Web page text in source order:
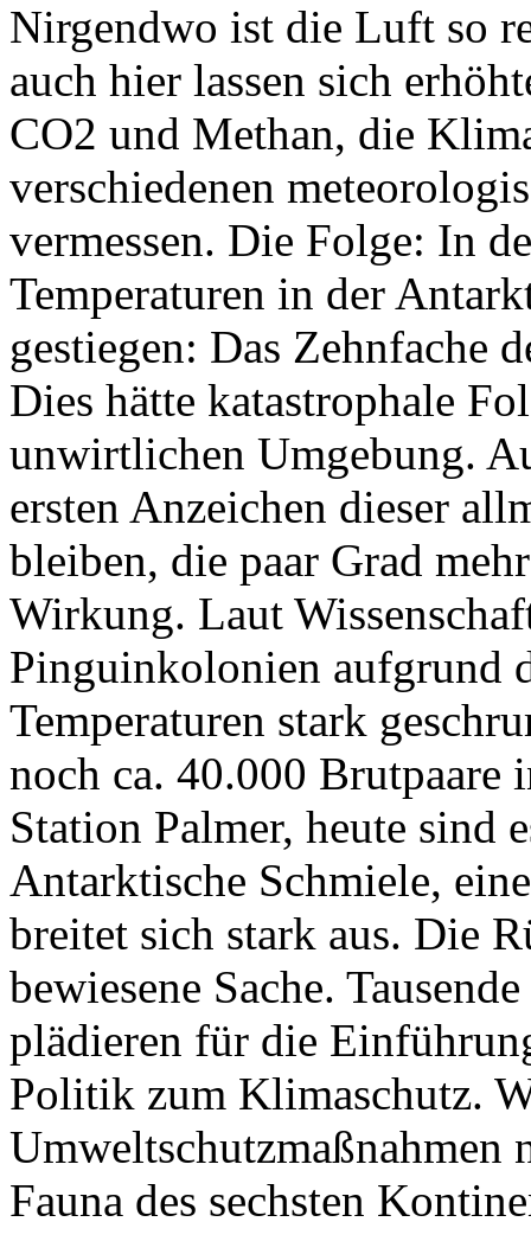
Nirgendwo ist die Luft so
auch hier lassen sich
CO2 und Methan, die
verschiedenen
vermessen. Die Folge: In
Temperaturen in der
gestiegen: Das Zehnfache
Dies hätte katastrophale
unwirtlichen Umgebung.
ersten Anzeichen dieser
bleiben, die paar Grad
Wirkung. Laut
Pinguinkolonien aufgrund
Temperaturen stark
noch ca. 40.000 Brutpaare
Station Palmer, heute sind
Antarktische Schmiele,
breitet sich stark aus. Die
bewiesene Sache.
plädieren für die
Politik zum Klimaschutz.
Umweltschutzmaßnahmen
Fauna des sechsten